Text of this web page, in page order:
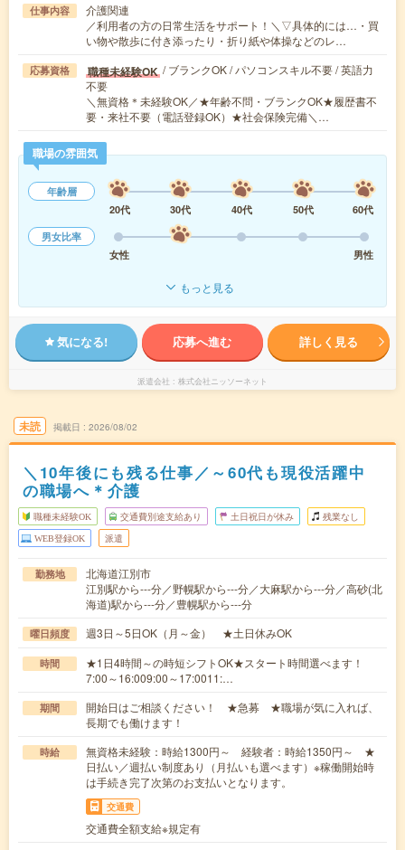
仕事内容
介護関連
／利用者の方の日常生活をサポート！＼▽具体的には…・買
い物や散歩に付き添ったり・折り紙や体操などのレ…
応募資格 職種未経験OK / ブランクOK / パソコンスキル不要 / 英語力
不要
＼無資格＊未経験OK／★年齢不問・ブランクOK★履歴書不
要・来社不要（電話登録OK）★社会保険完備＼…
職場の雰囲気
年齢層
20代
30代 40代 50代
60代
男女比率
女性
男性
もっと見る
気になる! 応募へ進む 詳しく見る
派遣会社 株式会社ニッソーネット
未読 掲載日 2026/08/02
＼10年後にも残る仕事／～60代も現役活躍中
の職場へ＊介護
職種未経験OK 交通費別途支給あり 土日祝日が休み 残業なし
WEB登録OK 派遣
勤務地
北海道江別市
江別駅から---分／野幌駅から---分／大麻駅から---分／高砂(北
海道)駅から---分／豊幌駅から---分
曜日頻度 週3日～5日OK（月～金） ★土日休みOK
時間
★1日4時間～の時短シフトOK★スタート時間選べます！
7:00～16:009:00～17:0011:…
期間
開始日はご相談ください！ ★急募 ★職場が気に入れば、
長期でも働けます！
時給
無資格未経験：時給1300円～ 経験者：時給1350円～ ★
日払い／週払い制度あり（月払いも選べます）※稼働開始時
は手続き完了次第のお支払いとなります。
交通費
交通費全額支給※規定有